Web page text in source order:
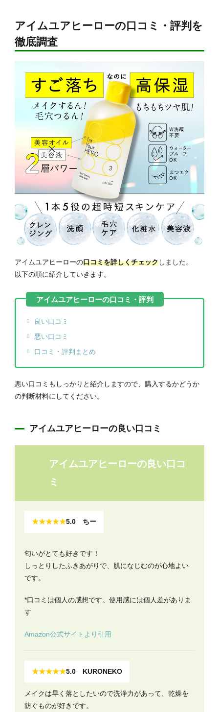
アイムユアヒーローの口コミ・評判を
徹底調査
アイムユアヒーローの口コミを詳しくチェックしました。
以下の順に紹介していきます。
良い口コミ
悪い口コミ
口コミ・評判まとめ
悪い口コミもしっかりと紹介しますので、購入するかどうか
の判断材料にしてください。
アイムユアヒーローの良い口コミ
アイムユアヒーローの良い口コ
ミ
★★★★★5.0 ちー
匂いがとても好きです！
しっとりしたふきあがりで、肌になじむのが心地よい
です。
*口コミは個人の感想です。使用感には個人差がありま
す
Amazon公式サイトより引用
★★★★★5.0 KURONEKO
メイクは早く落としたいので洗浄力があって、乾燥を
防ぐものが好きです。